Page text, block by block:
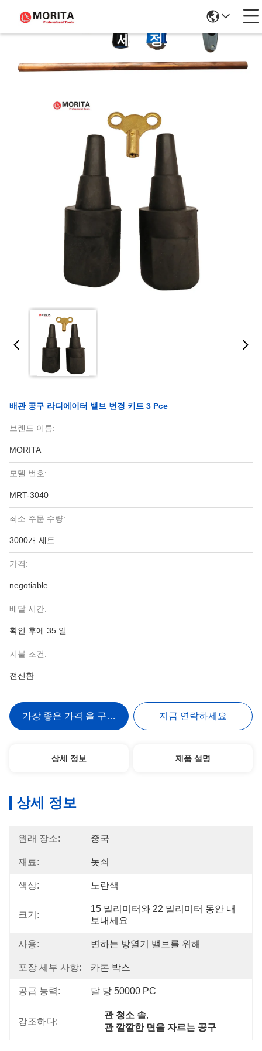
제품 세부 정보
배관 공구 라디에이터 밸브 변경 키트 3 Pce
브랜드 이름:
MORITA
모델 번호:
MRT-3040
최소 주문 수량:
3000개 세트
가격:
negotiable
배달 시간:
확인 후에 35 일
지불 조건:
전신환
가장 좋은 가격 을 구하라 지금 연락하세요
상세 정보 제품 설명
상세 정보
원래 장소: 중국
재료: 놋쇠
색상: 노란색
크기:
15 밀리미터와 22 밀리미터 동안 내
보내세요
사용: 변하는 방열기 밸브를 위해
포장 세부 사항: 카톤 박스
공급 능력: 달 당 50000 PC
강조하다:
관 청소 솔,
관 깔깔한 면을 자르는 공구